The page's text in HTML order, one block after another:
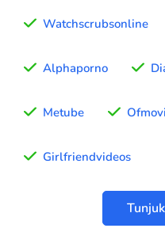
Watchscrubsonline
Alphaporno
Metube
Girlfriendvideos